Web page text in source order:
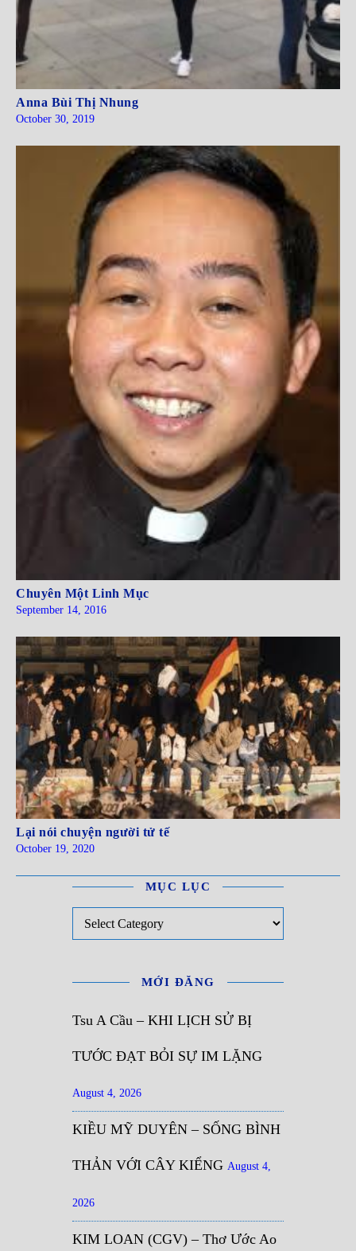
Anna Bùi Thị Nhung
October 30, 2019
Chuyên Một Linh Mục
September 14, 2016
Lại nói chuyện người tử tế
October 19, 2020
MỤC LỤC
MỚI ĐĂNG
Tsu A Cầu – KHI LỊCH SỬ BỊ
TƯỚC ĐẠT BỎI SỰ IM LẶNG
August 4, 2026
KIỀU MỸ DUYÊN – SỐNG BÌNH
THẢN VỚI CÂY KIỂNG August 4,
2026
KIM LOAN (CGV) – Thơ Ước Ao